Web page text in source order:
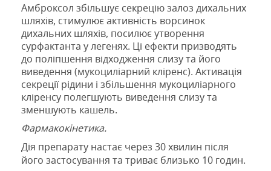
Амброксол збільшує секрецію залоз дихальних
шляхів, стимулює активність ворсинок
дихальних шляхів, посилює утворення
сурфактанта у легенях. Ці ефекти призводять
до поліпшення відходження слизу та його
виведення (мукоциліарний кліренс). Активація
секреції рідини і збільшення мукоциліарного
кліренсу полегшують виведення слизу та
зменшують кашель.
Фармакокінетика.
Дія препарату настає через 30 хвилин після
його застосування та триває близько 10 годин.